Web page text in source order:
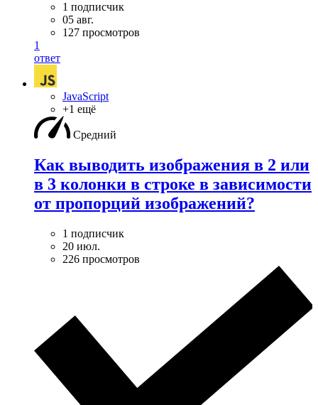
1 подписчик
05 авг.
127 просмотров
1
ответ
JavaScript
+1 ещё
Средний
Как выводить изображения в 2 или
в 3 колонки в строке в зависимости
от пропорций изображений?
1 подписчик
20 июл.
226 просмотров